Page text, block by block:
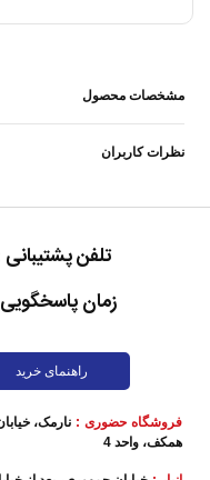
مشخصات محصول
نظرات کاربران
تلفن
زمان پاسخگویی :
راهنمای خرید
فروشگاه حضوری : نارمک،
همکف، واحد 4